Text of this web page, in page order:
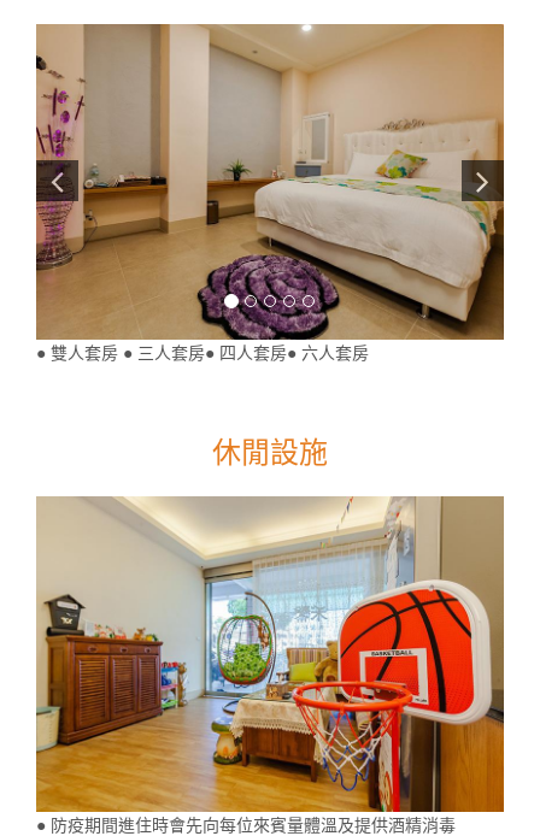
● 雙人套房 ● 三人套房● 四人套房● 六人套房
休閒設施
● 防疫期間進住時會先向每位來賓量體溫及提供酒精消毒